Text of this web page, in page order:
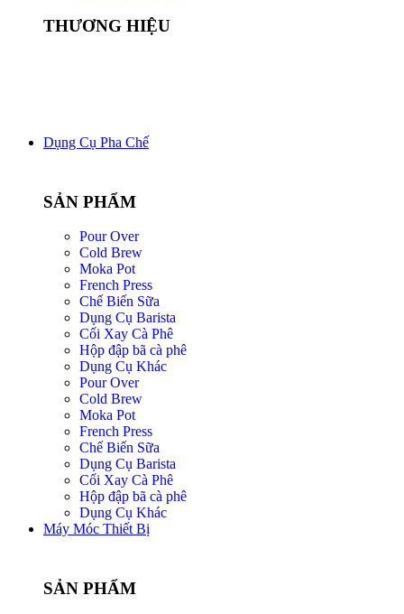
THƯƠNG HIỆU
Dụng Cụ Pha Chế
SẢN PHẨM
Pour Over
Cold Brew
Moka Pot
French Press
Chế Biến Sữa
Dụng Cụ Barista
Cối Xay Cà Phê
Hộp đập bã cà phê
Dụng Cụ Khác
Pour Over
Cold Brew
Moka Pot
French Press
Chế Biến Sữa
Dụng Cụ Barista
Cối Xay Cà Phê
Hộp đập bã cà phê
Dụng Cụ Khác
Máy Móc Thiết Bị
SẢN PHẨM